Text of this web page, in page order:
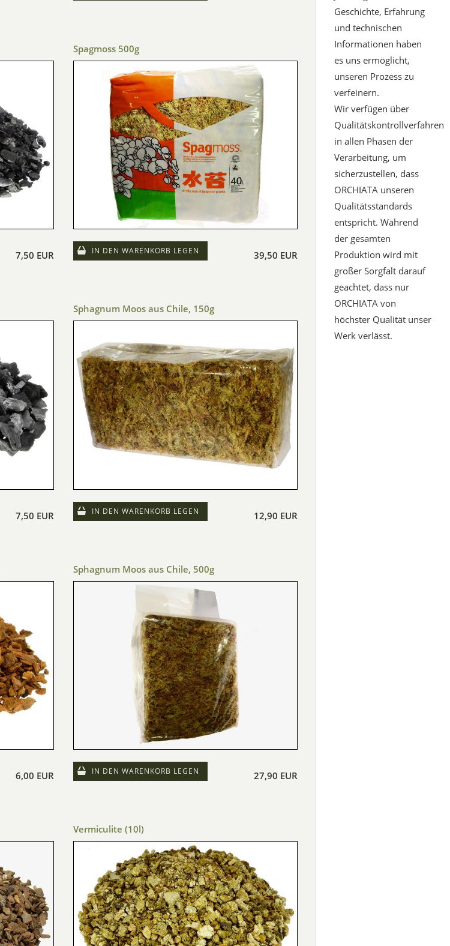
7,50 EUR
7,50 EUR
6,00 EUR
Spagmoss 500g
39,50 EUR
IN DEN WARENKORB LEGEN
Sphagnum Moos aus Chile, 150g
12,90 EUR
IN DEN WARENKORB LEGEN
Sphagnum Moos aus Chile, 500g
27,90 EUR
IN DEN WARENKORB LEGEN
Vermiculite (10l)
Geschichte, Erfahrung
und technischen
Informationen haben
es uns ermöglicht,
unseren Prozess zu
verfeinern.
Wir verfügen über
Qualitätskontrollverfahren
in allen Phasen der
Verarbeitung, um
sicherzustellen, dass
ORCHIATA unseren
Qualitätsstandards
entspricht. Während
der gesamten
Produktion wird mit
großer Sorgfalt darauf
geachtet, dass nur
ORCHIATA von
höchster Qualität unser
Werk verlässt.